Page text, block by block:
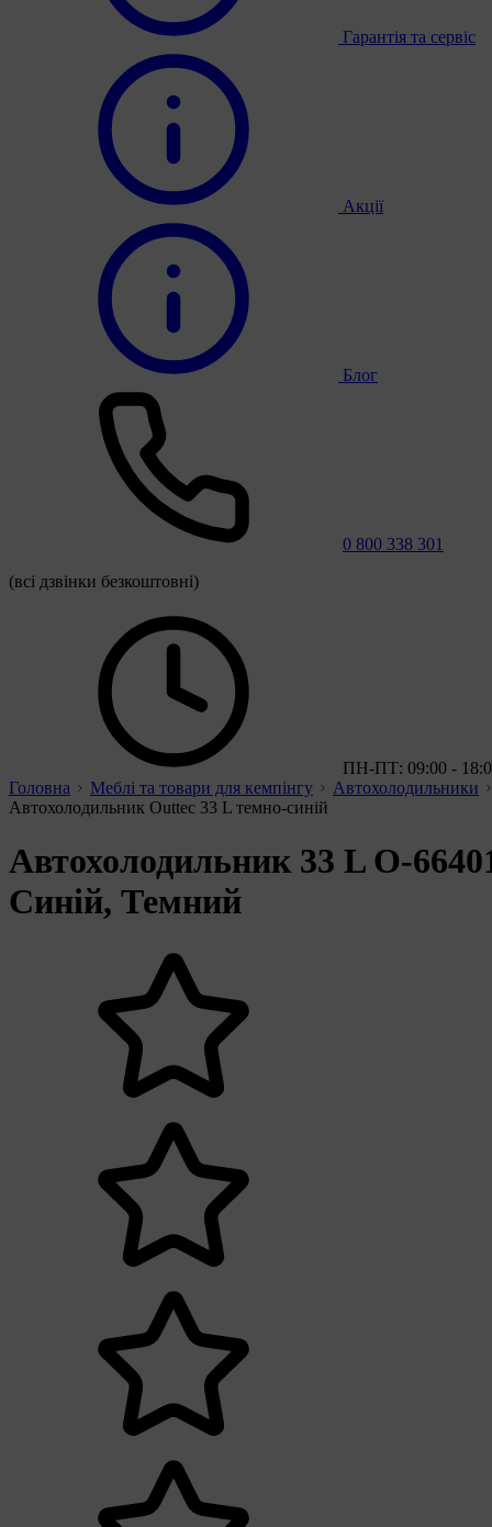
Гарантія та сервіс
Акції
Блог
0 800 338 301
(всі дзвінки безкоштовні)
ПН-ПТ: 09:00 -
Головна
Меблі та товари для кемпінгу
Автохолодильники
Автохолодильник Outtec 33 L темно-синій
Автохолодильник 33 L O-
Синій, Темний